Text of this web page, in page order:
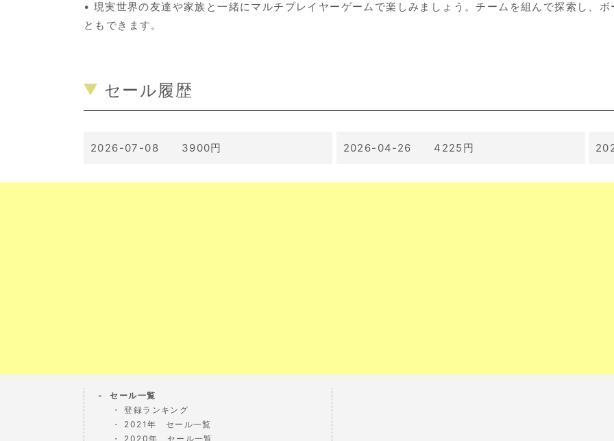
• 現実世界の友達や家族と一緒にマルチプレイヤーゲームで楽しみましょう。チームを組んで探索し、
ともできます。
セール履歴
2026-07-08 3900円 2026-04-26 4225円
セール一覧
登録ランキング
2021年 セール一覧
2020年 セール一覧